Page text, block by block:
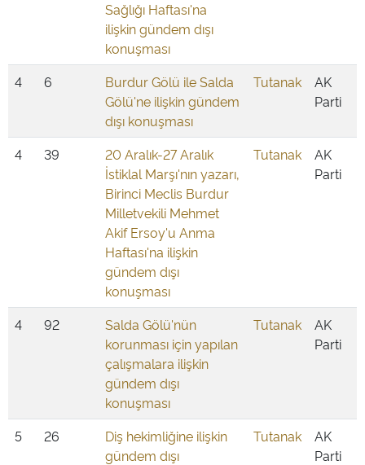
Sağlığı Haftası'na
ilişkin gündem dışı
konuşması
4 6
Burdur Gölü ile Salda
Gölü'ne ilişkin gündem
dışı konuşması
Tutanak
AK
Parti
4 39
20 Aralık-27 Aralık
İstiklal Marşı'nın yazarı,
Birinci Meclis Burdur
Milletvekili Mehmet
Akif Ersoy'u Anma
Haftası'na ilişkin
gündem dışı
konuşması
Tutanak
AK
Parti
4 92
Salda Gölü'nün
korunması için yapılan
çalışmalara ilişkin
gündem dışı
konuşması
Tutanak
AK
Parti
5 26
Diş hekimliğine ilişkin
gündem dışı
Tutanak
AK
Parti